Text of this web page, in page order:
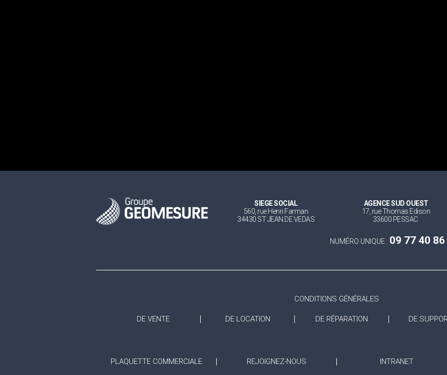
SIEGE SOCIAL
560, rue Henri Farman
34430 ST JEAN DE VEDAS
AGENCE SUD OUEST
17, rue Thomas Edison
33600 PESSAC
NUMÉRO UNIQUE : 09 77 40 86
CONDITIONS GÉNÉRALES
DE VENTE DE LOCATION DE RÉPARATION DE
PLAQUETTE COMMERCIALE REJOIGNEZ-NOUS INTRANET